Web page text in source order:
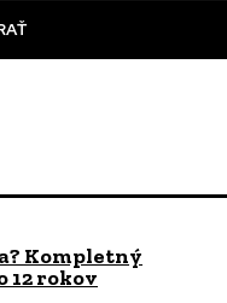
Kompletný
12 rokov